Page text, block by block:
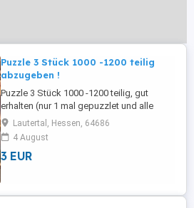
Puzzle 3 Stück 1000 -1200 teilig
abzugeben !
Puzzle 3 Stück 1000 -1200 teilig, gut
erhalten (nur 1 mal gepuzzlet und alle
vollständig) "wegen
Sammlungsauflösung " abzugeben. Es
sind verschiedene Motive und Marken
(siehe Bilder ) . Die Preise der einzelnen
aktualisiert ...
Lautertal, Hessen, 64686
4 August
3 EUR